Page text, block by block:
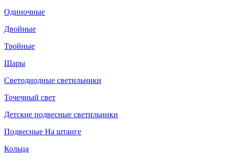
Одиночные
Двойные
Тройные
Шары
Светодиодные светильники
Точечный свет
Детские подвесные светильники
Подвесные На штанге
Кольца